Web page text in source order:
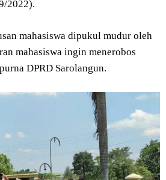
2022).
mahasiswa dipukul mudur oleh
mahasiswa ingin menerobos
DPRD Sarolangun.